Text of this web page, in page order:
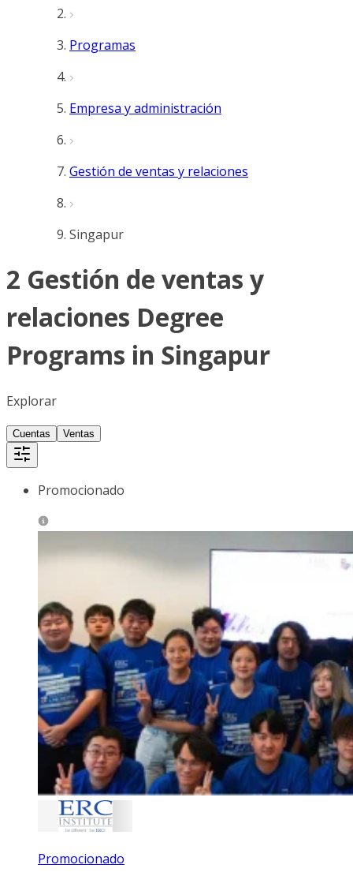
Programas
Empresa y administración
Gestión de ventas y relaciones
Singapur
2 Gestión de ventas y
relaciones Degree
Programs in Singapur
Explorar
Cuentas Ventas
Promocionado
Promocionado